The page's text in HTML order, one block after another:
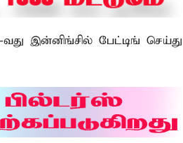
இன்னிங்சில் பேட்டிங் செய்து